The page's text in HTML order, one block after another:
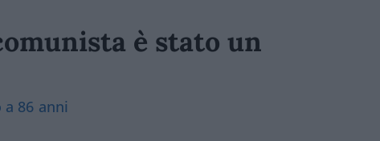
è stato un
86 anni